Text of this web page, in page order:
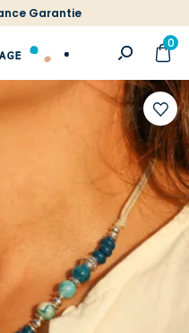
Garantie
0
à
votre
liste